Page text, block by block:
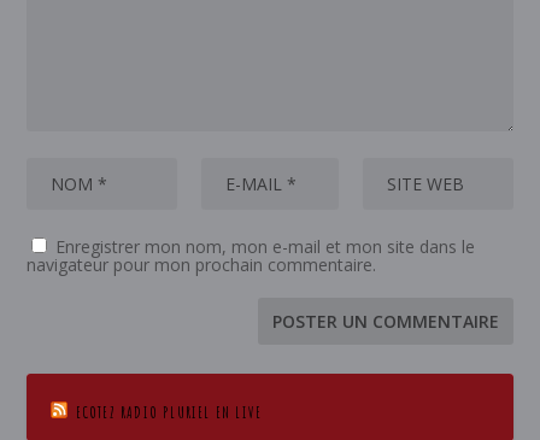
Enregistrer mon nom, mon e-mail et mon site dans le
navigateur pour mon prochain commentaire.
ECOTEZ RADIO PLURIEL EN LIVE